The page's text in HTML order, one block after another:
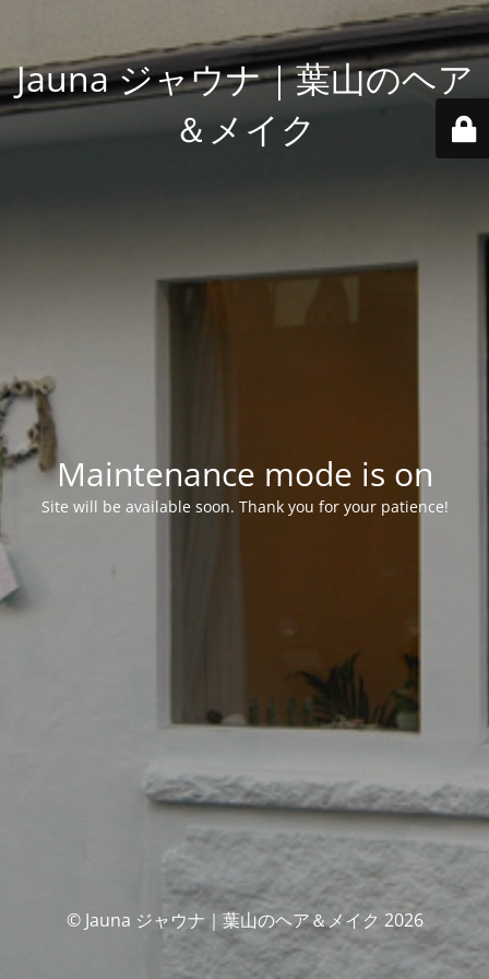
Jauna ジャウナ｜葉山のヘア
＆メイク
Maintenance mode is on
Site will be available soon. Thank you for your patience!
© Jauna ジャウナ｜葉山のヘア＆メイク 2026